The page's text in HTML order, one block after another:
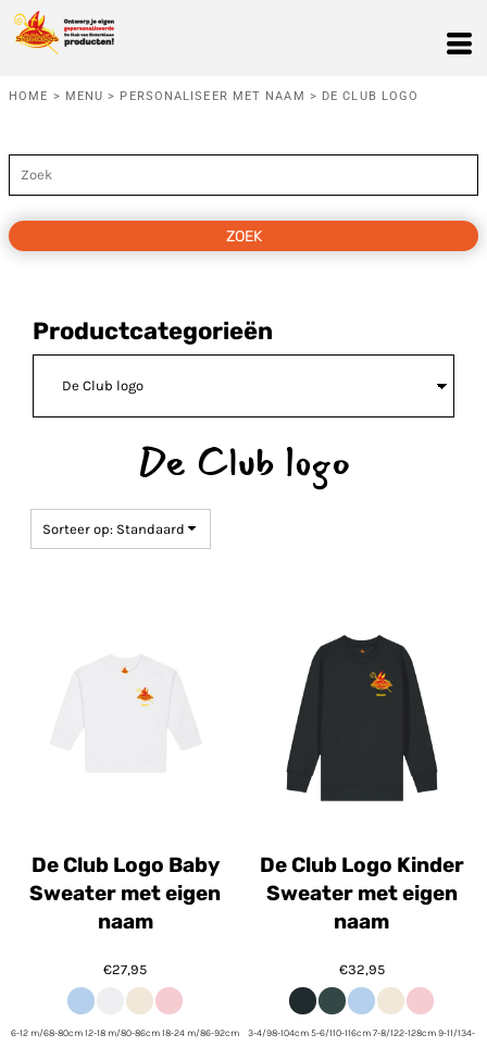
HOME > MENU > PERSONALISEER MET NAAM > DE CLUB LOGO
ZOEK
Productcategorieën
De Club logo
Sorteer op: Standaard
De Club Logo Baby
Sweater met eigen
naam
€27,95
6-12 m/68-80cm 12-18 m/80-86cm 18-24 m/86-92cm
De Club Logo Kinder
Sweater met eigen
naam
€32,95
3-4/98-104cm 5-6/110-116cm 7-8/122-128cm 9-11/134-
Standaard
Price: Lowest First
Price: Highest First